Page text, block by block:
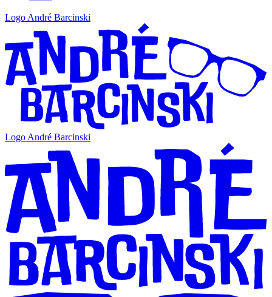
Logo André Barcinski
Logo André Barcinski